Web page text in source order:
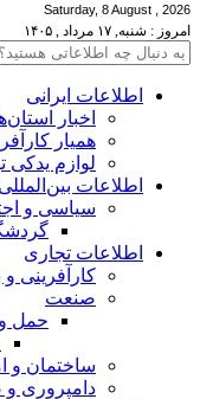
Saturday, 8 August , 2026
امروز : شنبه, ۱۷ مرداد , ۱۴۰۵
اطلاعات‌ ‎ایرانی
اخبار
همیار
لوازم یدکی
اطلاعات بین‌المللی
سیاسی و
اطلاعات تجاری
کارآفرینی و
صنعت
حمل
ساختمان و
دامپروری و